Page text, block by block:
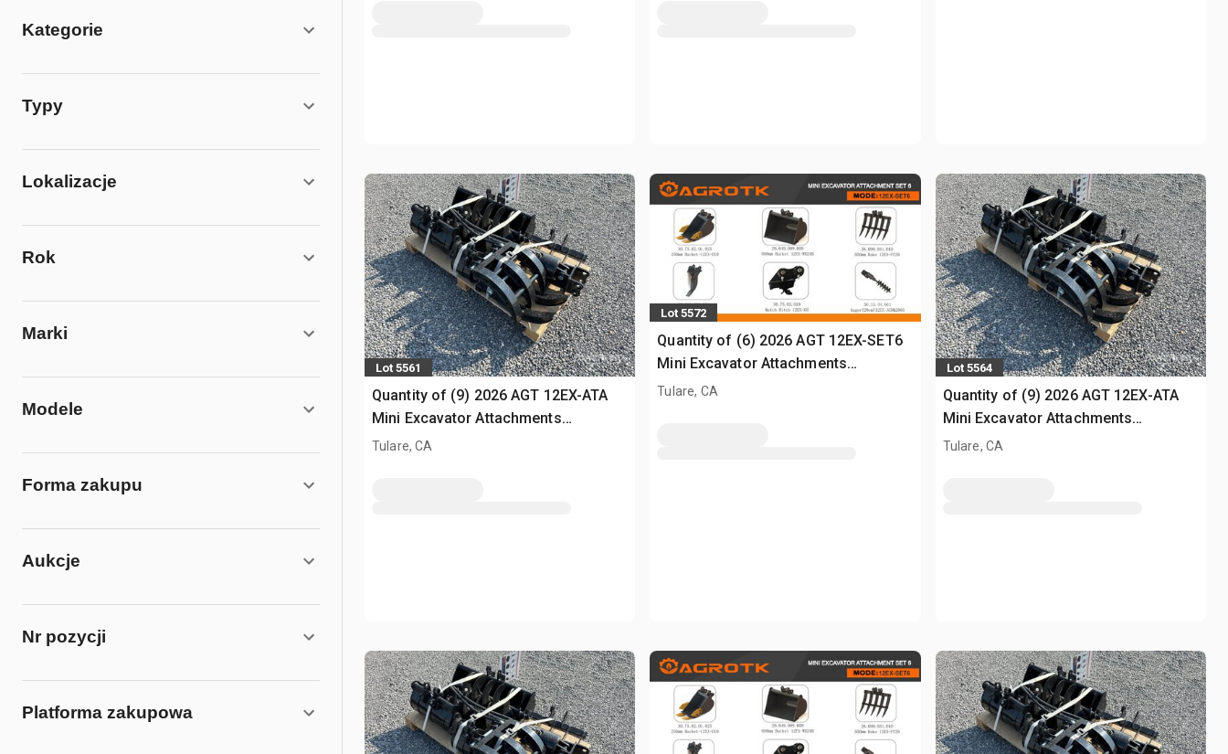
Kategorie
Typy
Lokalizacje
Rok
Marki
Modele
Forma zakupu
Aukcje
Nr pozycji
Platforma zakupowa
Lot 5561
Quantity of (9) 2026 AGT 12EX-ATA
Mini Excavator Attachments
(Unused)
Tulare, CA
Lot 5572
Quantity of (6) 2026 AGT 12EX-SET6
Mini Excavator Attachments
(Unused)
Tulare, CA
Lot 5564
Quantity of (9) 2026 AGT 12EX-ATA
Mini Excavator Attachments
(Unused)
Tulare, CA